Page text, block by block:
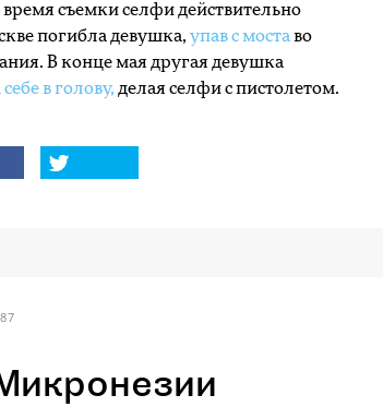
время съемки селфи действительно
погибла девушка, упав с моста во
В конце мая другая девушка
в голову, делая селфи с пистолетом.